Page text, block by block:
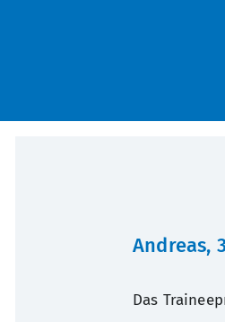
Andreas,
Das